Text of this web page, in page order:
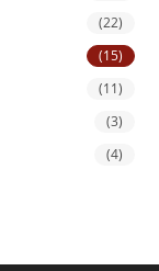
(22)
(15)
(11)
(3)
(4)